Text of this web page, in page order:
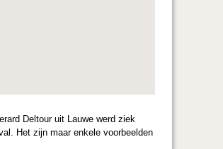
Deltour uit Lauwe werd ziek
Het zijn maar enkele voorbeelden